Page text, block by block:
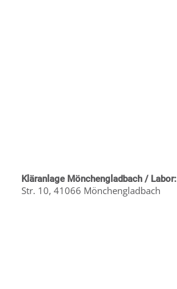
Kläranlage Mönchengladbach / Labor:
Str. 10, 41066 Mönchengladbach